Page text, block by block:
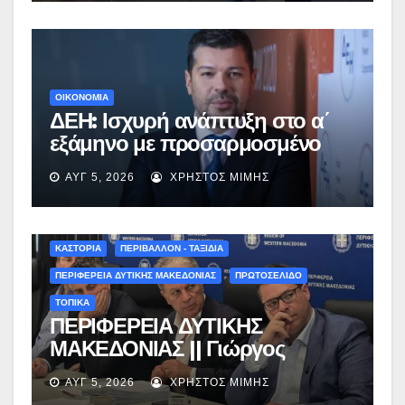
ΟΙΚΟΝΟΜΙΑ
ΔΕΗ: Ισχυρή ανάπτυξη στο α΄
εξάμηνο με προσαρμοσμένο
EBITDA στα €1,2 δισ.
ΑΥΓ 5, 2026 ΧΡΉΣΤΟΣ ΜΊΜΗΣ
ΚΑΣΤΟΡΙΑ ΠΕΡΙΒΑΛΛΟΝ - ΤΑΞΙΔΙΑ
ΠΕΡΙΦΕΡΕΙΑ ΔΥΤΙΚΗΣ ΜΑΚΕΔΟΝΙΑΣ ΠΡΩΤΟΣΕΛΙΔΟ
ΤΟΠΙΚΑ
ΠΕΡΙΦΕΡΕΙΑ ΔΥΤΙΚΗΣ
ΜΑΚΕΔΟΝΙΑΣ || Γιώργος
Αμανατίδης για Φράγμα
Νεστορίου: «Η δέσμευσή μας
ΑΥΓ 5, 2026 ΧΡΉΣΤΟΣ ΜΊΜΗΣ